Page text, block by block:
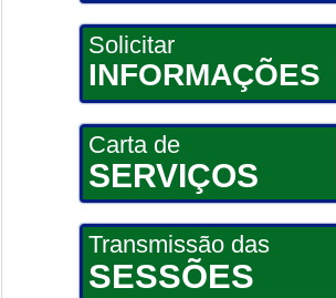
Solicitar
INFORMAÇÕES
Carta de
SERVIÇOS
Transmissão das
SESSÕES